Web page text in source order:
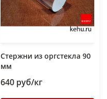
Стержни из оргстекла 90
мм
640 руб/кг